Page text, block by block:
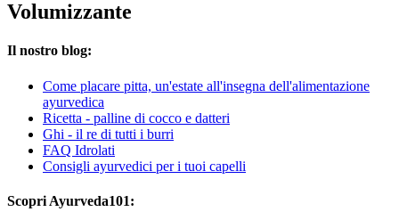
Volumizzante
Il nostro blog:
Come placare pitta, un'estate all'insegna dell'alimentazione
ayurvedica
Ricetta - palline di cocco e datteri
Ghi - il re di tutti i burri
FAQ Idrolati
Consigli ayurvedici per i tuoi capelli
Scopri Ayurveda101: